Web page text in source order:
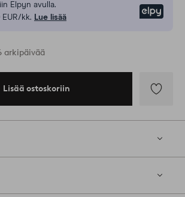
Elpyn avulla.
EUR/kk. Lue lisää
arkipäivää
Lisää ostoskoriin